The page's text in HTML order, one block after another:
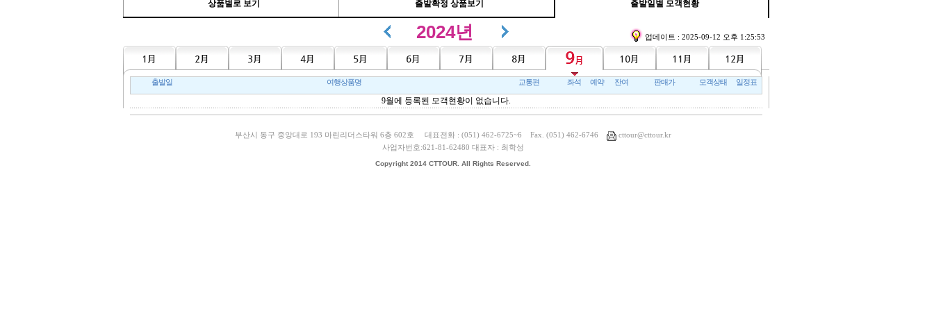
상품별로 보기 출발확정 상품보기 출발일별 모객현황
2024년 업데이트 : 2025-09-12 오후 1:25:53
출발일 여행상품명 교통편 좌석 예약 잔여 판매가 모객상태 일정표
9월에 등록된 모객현황이 없습니다.
부산시 동구 중앙대로 193 마린리더스타워 6층 602호 대표전화 : (051) 462-6725~6 Fax. (051) 462-6746
cttour@cttour.kr
사업자번호:621-81-62480 대표자 : 최학성
Copyright 2014 CTTOUR. All Rights Reserved.